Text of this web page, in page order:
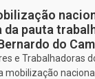
pauta
do
e Trabalhadoras
mobilização